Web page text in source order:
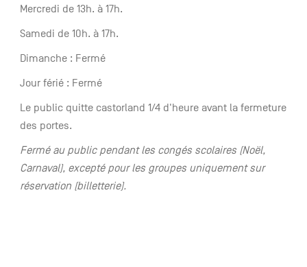
Mercredi de 13h. à 17h.
Samedi de 10h. à 17h.
Dimanche : Fermé
Jour férié : Fermé
Le public quitte castorland 1/4 d'heure avant la fermeture
des portes.
Fermé au public pendant les congés scolaires (Noël,
Carnaval), excepté pour les groupes uniquement sur
réservation (billetterie).